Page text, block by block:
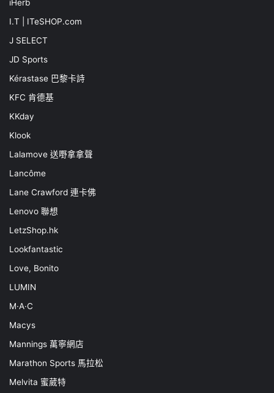
iHerb
I.T | ITeSHOP.com
J SELECT
JD Sports
Kérastase 巴黎卡詩
KFC 肯德基
KKday
Klook
Lalamove 送嘢拿拿聲
Lancôme
Lane Crawford 連卡佛
Lenovo 聯想
LetzShop.hk
Lookfantastic
Love, Bonito
LUMIN
M·A·C
Macys
Mannings 萬寧網店
Marathon Sports 馬拉松
Melvita 蜜葳特